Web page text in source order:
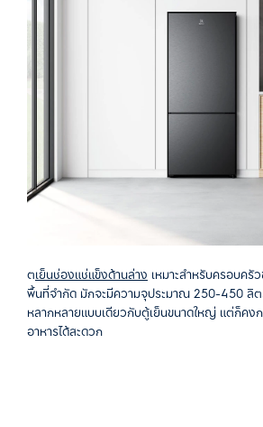
ตเย็นช่องแช่แข็งด้านล่าง เหมาะสำหรับครอบครั
พื้นที่จำกัด มักจะมีความจุประมาณ 250-450 ลิ
หลากหลายแบบเดียวกับตู้เย็นขนาดใหญ่ แต่ก็คง
อาหารได้สะดวก